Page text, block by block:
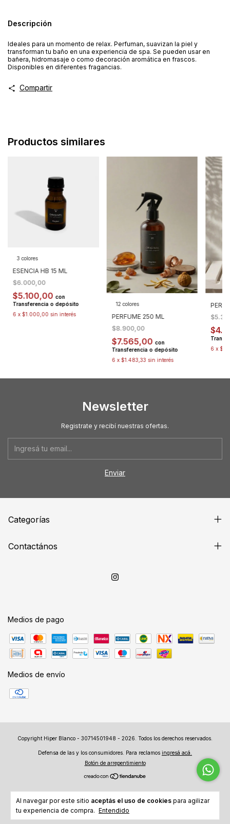
Al navegar por este sitio aceptás el uso de cookies para agilizar
tu experiencia de compra. Entendido
Descripción
Ideales para un momento de relax. Perfuman, suavizan la piel y
transforman tu baño en una experiencia de spa. Se pueden usar en
bañera, hidromasaje o como decoración aromática en frascos.
Disponibles en diferentes fragancias.
Compartir
Productos similares
3 colores
ESENCIA HB 15 ML
$6.000,00
$5.100,00 con
Transferencia o depósito
6 x $1.000,00 sin interés
12 colores
PERFUME 250 ML
$8.900,00
$7.565,00 con
Transferencia o depósito
6 x $1.483,33 sin interés
6 x
Newsletter
Registrate y recibí nuestras ofertas.
Categorías
Contactános
Medios de pago
Medios de envío
Copyright Hiper Blanco - 30714501948 - 2026. Todos los derechos reservados.
Defensa de las y los consumidores. Para reclamos ingresá acá.
Botón de arrepentimiento